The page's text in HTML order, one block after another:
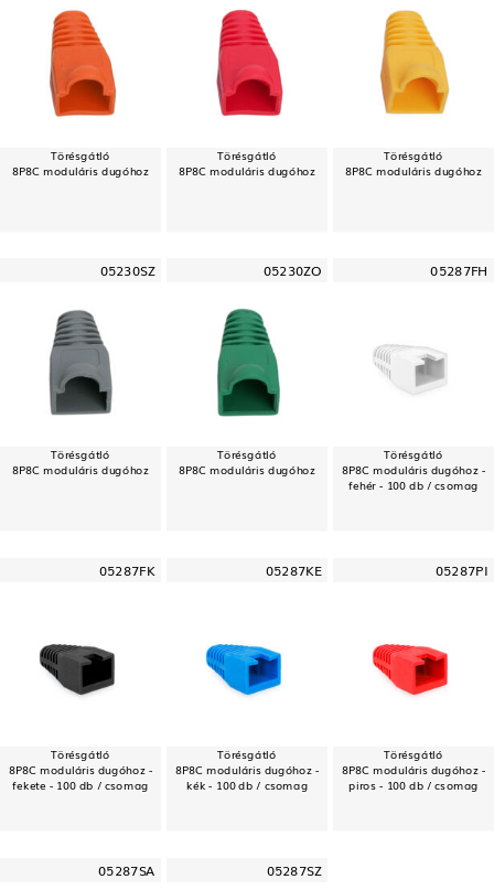
Törésgátló
8P8C moduláris dugóhoz
Törésgátló
8P8C moduláris dugóhoz
Törésgátló
8P8C moduláris dugóhoz
05230SZ
Törésgátló
8P8C moduláris dugóhoz
05230ZO
Törésgátló
8P8C moduláris dugóhoz
05287FH
Törésgátló
8P8C moduláris dugóhoz -
fehér - 100 db / csomag
05287FK
Törésgátló
8P8C moduláris dugóhoz -
fekete - 100 db / csomag
05287KE
Törésgátló
8P8C moduláris dugóhoz -
kék - 100 db / csomag
05287PI
Törésgátló
8P8C moduláris dugóhoz -
piros - 100 db / csomag
05287SA 05287SZ